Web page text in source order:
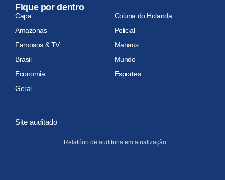
Fique por dentro
Capa
Coluna do Holanda
Amazonas
Policial
Famosos & TV
Manaus
Brasil
Mundo
Economia
Esportes
Geral
Site auditado
Relatório de auditoria em atualização